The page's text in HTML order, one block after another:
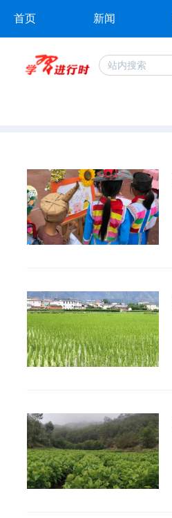
首页 新闻